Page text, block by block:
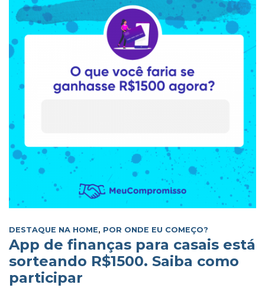
DESTAQUE NA HOME, POR ONDE EU COMEÇO?
App de finanças para casais está
sorteando R$1500. Saiba como
participar